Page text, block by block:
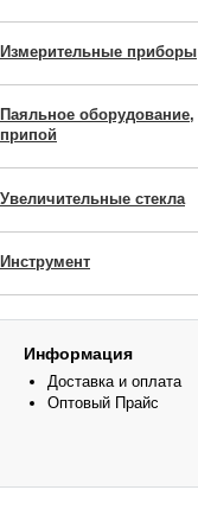
Измерительные приборы
Паяльное оборудование,
припой
Увеличительные стекла
Инструмент
Информация
Доставка и оплата
Оптовый Прайс